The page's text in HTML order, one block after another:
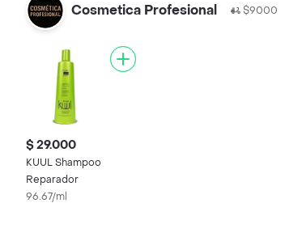
Cosmetica Profesional $9000
$ 29.000
KUUL Shampoo
Reparador
96.67/ml